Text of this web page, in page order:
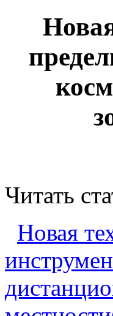
Читать
Новая